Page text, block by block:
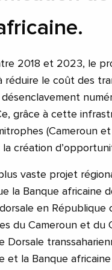
2018 et 2023, le
réduire le coût des
grâce à cette
(Cameroun
la création
vaste projet
la Banque africaine
en
du Cameroun et du
Dorsale
et la Banque